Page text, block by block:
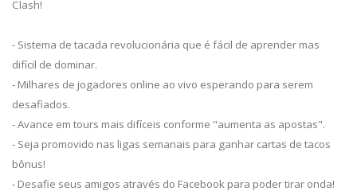
Clash!
- Sistema de tacada revolucionária que é fácil de aprender mas
difícil de dominar.
- Milhares de jogadores online ao vivo esperando para serem
desafiados.
- Avance em tours mais difíceis conforme "aumenta as apostas".
- Seja promovido nas ligas semanais para ganhar cartas de tacos
bônus!
- Desafie seus amigos através do Facebook para poder tirar onda!